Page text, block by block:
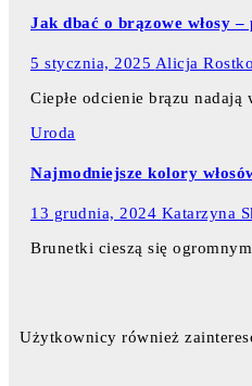
Jak dbać o brązowe włosy
5 stycznia, 2025 Alicja
Ciepłe odcienie brązu
Uroda
Najmodniejsze kolory
13 grudnia, 2024 Katarzyna
Brunetki cieszą się
Użytkownicy również